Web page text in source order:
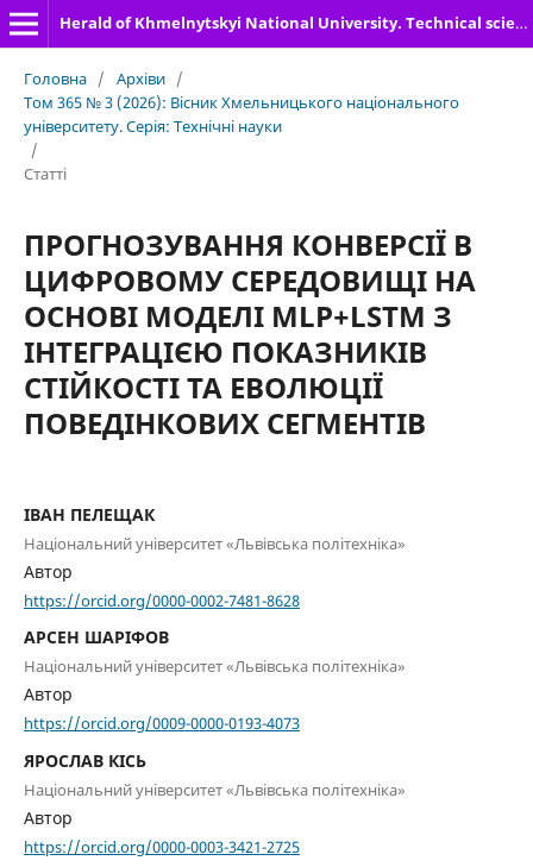
Herald of Khmelnytskyi National University. Technical sciences
Головна / Архіви /
Том 365 № 3 (2026): Вісник Хмельницького національного
університету. Серія: Технічні науки
/
Статті
ПРОГНОЗУВАННЯ КОНВЕРСІЇ В
ЦИФРОВОМУ СЕРЕДОВИЩІ НА
ОСНОВІ МОДЕЛІ MLP+LSTM З
ІНТЕГРАЦІЄЮ ПОКАЗНИКІВ
СТІЙКОСТІ ТА ЕВОЛЮЦІЇ
ПОВЕДІНКОВИХ СЕГМЕНТІВ
ІВАН ПЕЛЕЩАК
Національний університет «Львівська політехніка»
Автор
https://orcid.org/0000-0002-7481-8628
АРСЕН ШАРІФОВ
Національний університет «Львівська політехніка»
Автор
https://orcid.org/0009-0000-0193-4073
ЯРОСЛАВ КІСЬ
Національний університет «Львівська політехніка»
Автор
https://orcid.org/0000-0003-3421-2725